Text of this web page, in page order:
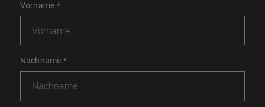
Vorname *
Nachname *